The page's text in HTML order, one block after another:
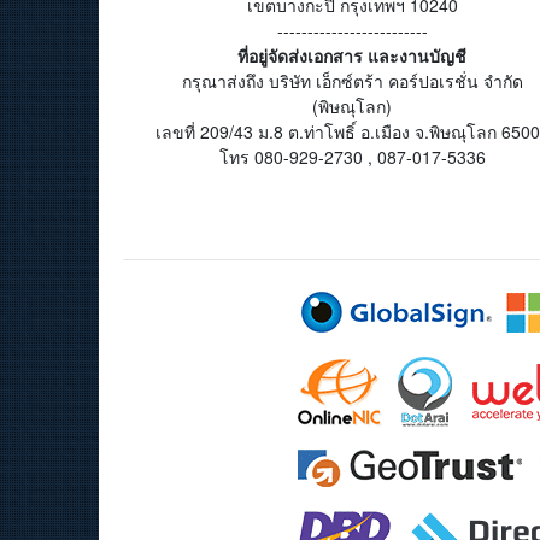
เขตบางกะปิ กรุงเทพฯ 10240
-------------------------
ที่อยู่จัดส่งเอกสาร และงานบัญชี
กรุณาส่งถึง บริษัท เอ็กซ์ตร้า คอร์ปอเรชั่น จำกัด
(พิษณุโลก)
เลขที่ 209/43 ม.8 ต.ท่าโพธิ์ อ.เมือง จ.พิษณุโลก
โทร 080-929-2730 , 087-017-5336